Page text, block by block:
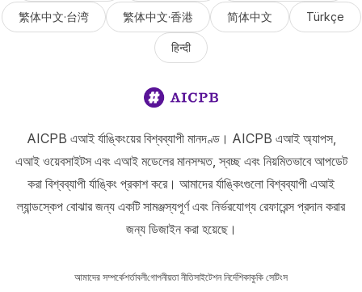
繁体中文·台湾 繁体中文·香港 简体中文 Türkçe
हिन्दी
AICPB এআই র্যাঙ্কিংয়ের বিশ্বব্যাপী মানদণ্ড। AICPB এআই অ্যাপস,
এআই ওয়েবসাইটস এবং এআই মডেলের মানসম্মত, স্বচ্ছ এবং নিয়মিতভাবে আপডেট
করা বিশ্বব্যাপী র্যাঙ্কিং প্রকাশ করে। আমাদের র্যাঙ্কিংগুলো বিশ্বব্যাপী এআই
ল্যান্ডস্কেপ বোঝার জন্য একটি সামঞ্জস্যপূর্ণ এবং নির্ভরযোগ্য রেফারেন্স প্রদান করার
জন্য ডিজাইন করা হয়েছে।
আমাদের সম্পর্কেশর্তাবলীগোপনীয়তা নীতিসাইটেশন নির্দেশিকাকুকি সেটিংস